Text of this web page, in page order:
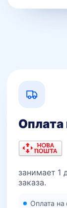
Оплата
занимает 1
заказа.
Оплата на